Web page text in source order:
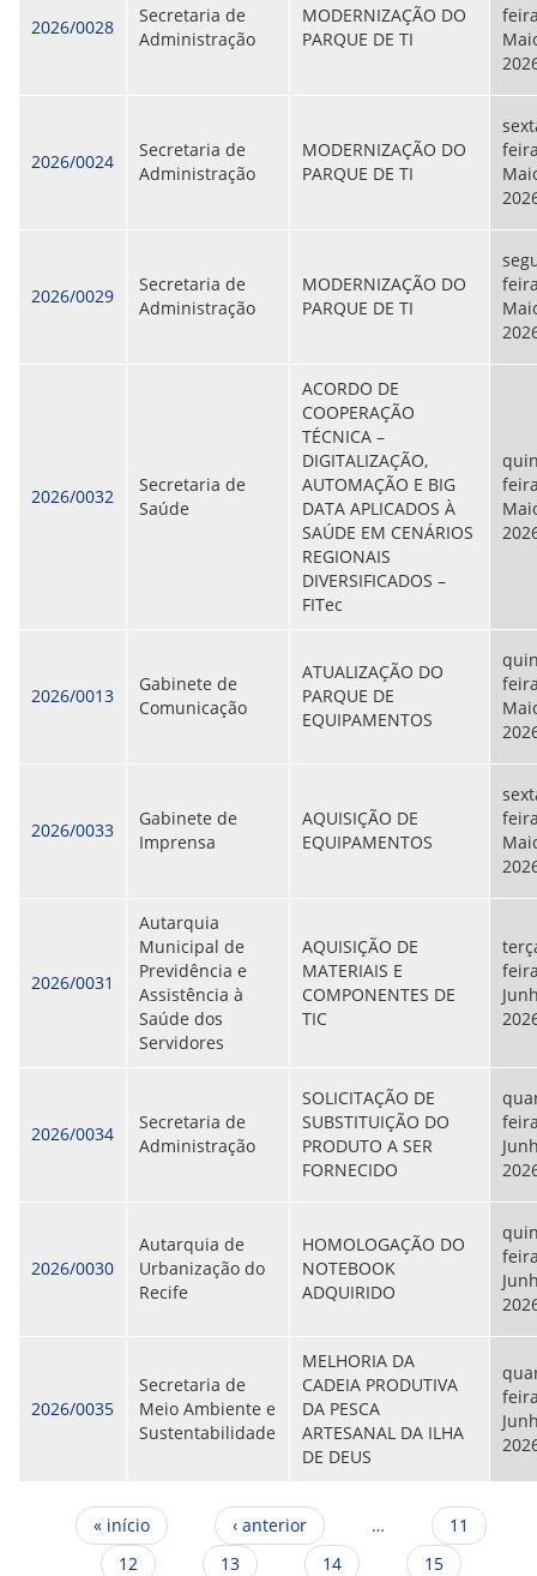
2026/0028
Secretaria de
Administração
MODERNIZAÇÃO DO
PARQUE DE TI
2026/0024
Secretaria de
Administração
MODERNIZAÇÃO DO
PARQUE DE TI
2026/0029
Secretaria de
Administração
MODERNIZAÇÃO DO
PARQUE DE TI
2026/0032
Secretaria de
Saúde
ACORDO DE
COOPERAÇÃO
TÉCNICA –
DIGITALIZAÇÃO,
AUTOMAÇÃO E BIG
DATA APLICADOS À
SAÚDE EM CENÁRIOS
REGIONAIS
DIVERSIFICADOS –
FITec
2026/0013
Gabinete de
Comunicação
ATUALIZAÇÃO DO
PARQUE DE
EQUIPAMENTOS
2026/0033
Gabinete de
Imprensa
AQUISIÇÃO DE
EQUIPAMENTOS
2026/0031
Autarquia
Municipal de
Previdência e
Assistência à
Saúde dos
Servidores
AQUISIÇÃO DE
MATERIAIS E
COMPONENTES DE
TIC
2026/0034
Secretaria de
Administração
SOLICITAÇÃO DE
SUBSTITUIÇÃO DO
PRODUTO A SER
FORNECIDO
2026/0030
Autarquia de
Urbanização do
Recife
HOMOLOGAÇÃO DO
NOTEBOOK
ADQUIRIDO
2026/0035
Secretaria de
Meio Ambiente e
Sustentabilidade
MELHORIA DA
CADEIA PRODUTIVA
DA PESCA
ARTESANAL DA ILHA
DE DEUS
Páginas
« início ‹ anterior …
11
12
13 14
15